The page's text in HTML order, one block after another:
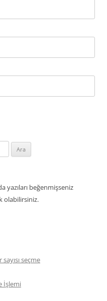
yazıları beğenmişseniz
olabilirsiniz.
seçme
İşlemi